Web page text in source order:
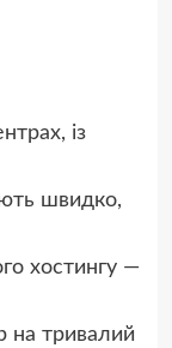
із
швидко,
хостингу —
тривалий